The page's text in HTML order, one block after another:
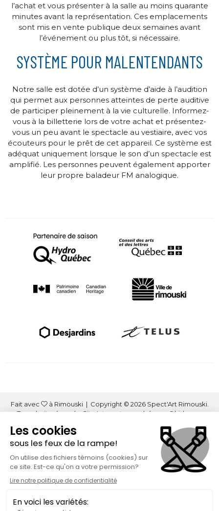
l’achat et vous présenter à la salle au moins quarante
minutes avant la représentation. Ces emplacements
sont mis en vente publique deux semaines avant
l’événement ou plus tôt, si nécessaire.
SYSTÈME POUR MALENTENDANTS
Notre salle est dotée d’un système d’aide à l’audition
qui permet aux personnes atteintes de perte auditive
de participer pleinement à la vie culturelle. Informez-
vous à la billetterie lors de votre achat et présentez-
vous un peu avant le spectacle au vestiaire, avec vos
écouteurs pour le prêt de cet appareil. Ce système est
adéquat uniquement lorsque le son d’un spectacle est
amplifié. Les personnes peuvent également apporter
leur propre baladeur FM analogique.
Fait avec
à Rimouski | Copyright © 2026 Spect'Art Rimouski.
Tous droits réservés. Site Internet propulsé par :Okidoo.ca
Politique de gestion des témoins (« cookies »)